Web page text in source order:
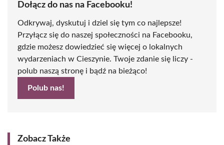
Dołącz do nas na Facebooku!
Odkrywaj, dyskutuj i dziel się tym co najlepsze!
Przyłącz się do naszej społeczności na Facebooku,
gdzie możesz dowiedzieć się więcej o lokalnych
wydarzeniach w Cieszynie. Twoje zdanie się liczy -
polub naszą stronę i bądź na bieżąco!
Polub nas!
Zobacz Także